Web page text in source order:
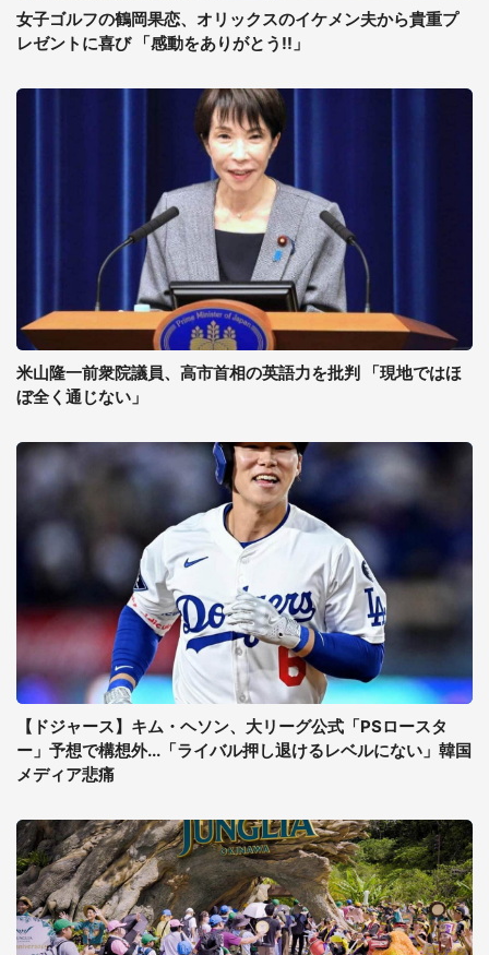
女子ゴルフの鶴岡果恋、オリックスのイケメン夫から貴重プ
レゼントに喜び 「感動をありがとう!!」
米山隆一前衆院議員、高市首相の英語力を批判 「現地ではほ
ぼ全く通じない」
【ドジャース】キム・ヘソン、大リーグ公式「PSロースタ
ー」予想で構想外...「ライバル押し退けるレベルにない」韓国
メディア悲痛